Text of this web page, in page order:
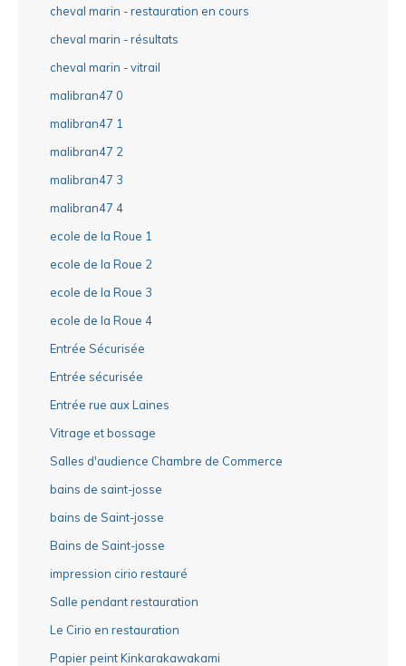
cheval marin - restauration en cours
cheval marin - résultats
cheval marin - vitrail
malibran47 0
malibran47 1
malibran47 2
malibran47 3
malibran47 4
ecole de la Roue 1
ecole de la Roue 2
ecole de la Roue 3
ecole de la Roue 4
Entrée Sécurisée
Entrée sécurisée
Entrée rue aux Laines
Vitrage et bossage
Salles d'audience Chambre de Commerce
bains de saint-josse
bains de Saint-josse
Bains de Saint-josse
impression cirio restauré
Salle pendant restauration
Le Cirio en restauration
Papier peint Kinkarakawakami